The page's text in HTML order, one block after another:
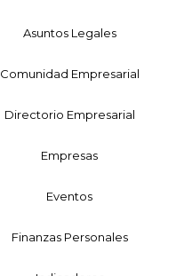
Asuntos Legales
Comunidad Empresarial
Directorio Empresarial
Empresas
Eventos
Finanzas Personales